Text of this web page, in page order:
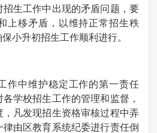
生工作中出现的矛盾问题，要
上移矛盾，以维持正常招生秩
小升初招生工作顺利进行。
中维护稳定工作的第一责任
学校招生工作的管理和监督，
凡发现招生资格审核过程中弄
由区教育系统纪委进行责任倒